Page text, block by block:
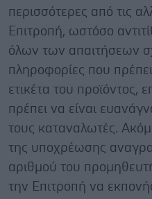
περισσότερες από τις
Επιτροπή, ωστόσο
όλων των απαιτήσεων
πληροφορίες που
ετικέτα του προϊόντος,
πρέπει να είναι
τους καταναλωτές.
της υποχρέωσης
αριθμού του
την Επιτροπή να